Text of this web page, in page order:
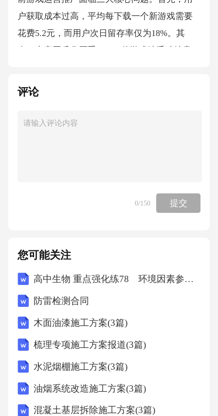
评论
0/150 提交
您可能关注
高中生物 重点强化练78 环境因素参与调节植物的生命活动
防雷检测合同
木面油漆施工方案(3篇)
梳理专项施工方案报道(3篇)
水泥烟棚施工方案(3篇)
油烟系统改造施工方案(3篇)
混凝土基层拆除施工方案(3篇)